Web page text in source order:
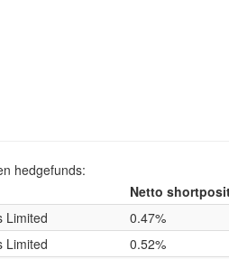
hedgefunds:
Netto
Limited
0.47%
Limited 0.52%